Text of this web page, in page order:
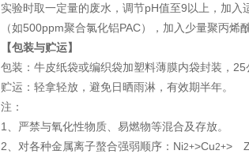
实验时取一定量的废水，调节pH值至9以上，加
（如500ppm聚合氯化铝PAC），加入少量聚丙烯
【包装与贮运】
包装：牛皮纸袋或编织袋加塑料薄膜内袋封装，25
贮运：轻拿轻放，避免日晒雨淋，有效期半年。
注：
1、严禁与氧化性物质、易燃物等混合及存放。
2、对各种金属离子螯合强弱顺序：Ni2+>Cu2+>